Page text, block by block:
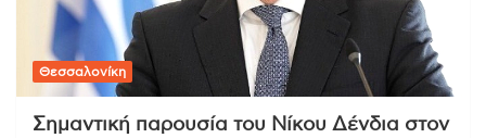
Θεσσαλονίκη
Σημαντική παρουσία του Νίκου Δένδια στον